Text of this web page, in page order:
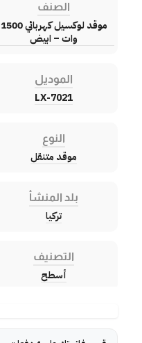
الصنف
موقد لوكسيل كهربائي 1500
وات – ابيض
الموديل
LX-7021
النوع
موقد متنقل
بلد المنشأ
تركيا
التصنيف
أسطح